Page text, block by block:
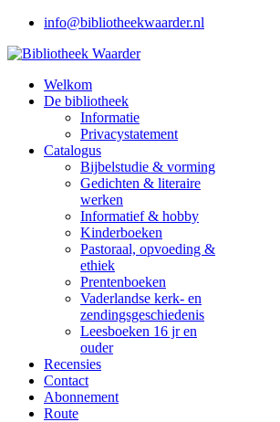
info@bibliotheekwaarder.nl
Welkom
De bibliotheek
Informatie
Privacystatement
Catalogus
Bijbelstudie & vorming
Gedichten & literaire
werken
Informatief & hobby
Kinderboeken
Pastoraal, opvoeding &
ethiek
Prentenboeken
Vaderlandse kerk- en
zendingsgeschiedenis
Leesboeken 16 jr en
ouder
Recensies
Contact
Abonnement
Route